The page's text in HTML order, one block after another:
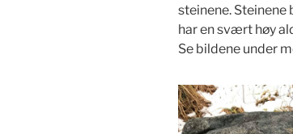
steinene.
har en svært høy
Se bildene under